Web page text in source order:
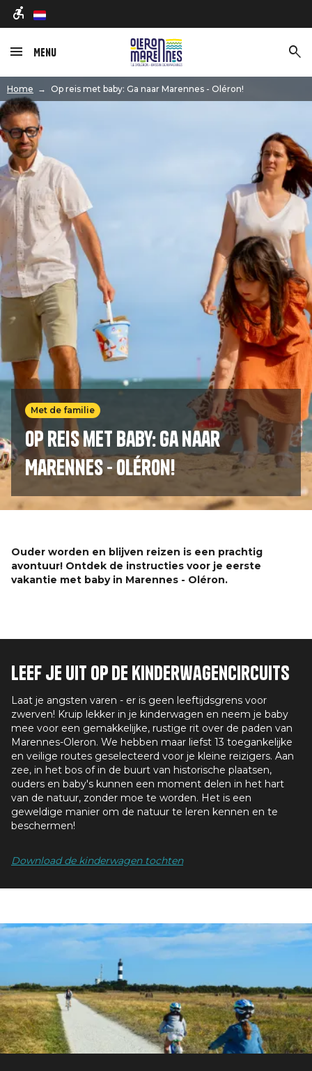
nl
Menu
Home Op reis met baby: Ga naar Marennes - Oléron!
Met de familie
Op reis met baby: Ga naar
Marennes - Oléron!
Ouder worden en blijven reizen is een prachtig
avontuur! Ontdek de instructies voor je eerste
vakantie met baby in Marennes - Oléron.
Leef je uit op de kinderwagencircuits
Laat je angsten varen - er is geen leeftijdsgrens voor
zwerven! Kruip lekker in je kinderwagen en neem je baby
mee voor een gemakkelijke, rustige rit over de paden van
Marennes-Oleron. We hebben maar liefst 13 toegankelijke
en veilige routes geselecteerd voor je kleine reizigers. Aan
zee, in het bos of in de buurt van historische plaatsen,
ouders en baby's kunnen een moment delen in het hart
van de natuur, zonder moe te worden. Het is een
geweldige manier om de natuur te leren kennen en te
beschermen!
Download de kinderwagen tochten